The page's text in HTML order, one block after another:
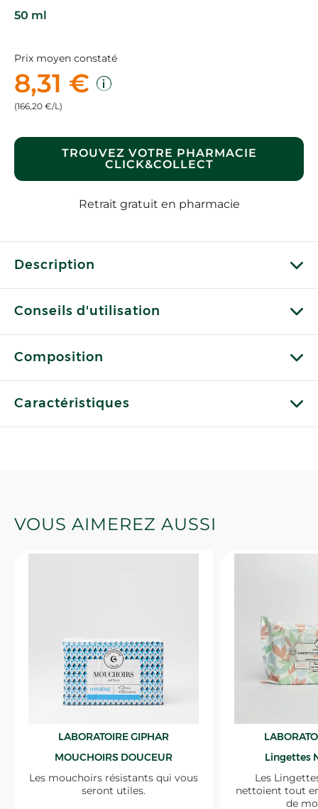
50 ml
Prix moyen constaté
8,31 €
(166,20 €/L)
TROUVEZ VOTRE PHARMACIE
CLICK&COLLECT
Retrait gratuit en pharmacie
Description
Conseils d'utilisation
Composition
Caractéristiques
VOUS AIMEREZ AUSSI
LABORATOIRE GIPHAR
MOUCHOIRS DOUCEUR
Les mouchoirs résistants qui vous
seront utiles.
Lingettes
Les
nettoient tout
de